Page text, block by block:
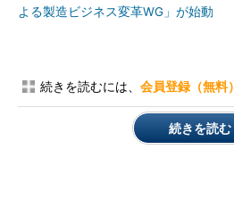
よる製造ビジネス変革WG」が始動
続きを読むには、 会員登録（無料）
続きを読む